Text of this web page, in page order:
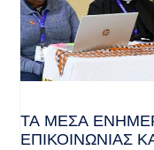
ΤΑ ΜΈΣΑ
ΕΠΙΚΟΙΝΩΝΊΑΣ